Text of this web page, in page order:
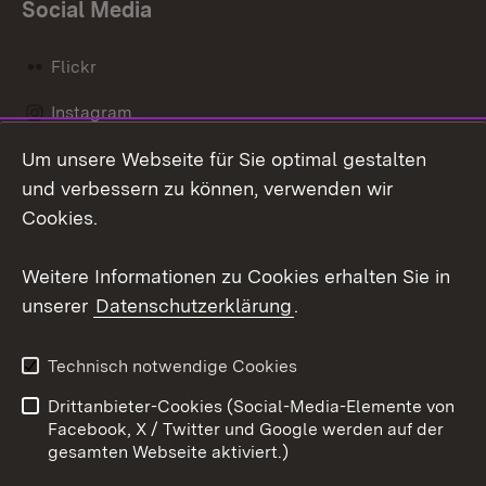
Social Media
Flickr
Instagram
Social Wall
Barrierefreiheit
Benutzungshinweise
Impressum
Cookies
Um unsere Webseite für Sie optimal gestalten
und verbessern zu können, verwenden wir
Cookies.
Weitere Informationen zu Cookies erhalten Sie in
unserer Datenschutzerklärung.
Technisch notwendige Cookies
Drittanbieter-Cookies (Social-Media-Elemente von
Facebook, X / Twitter und Google werden auf der
gesamten Webseite aktiviert.)